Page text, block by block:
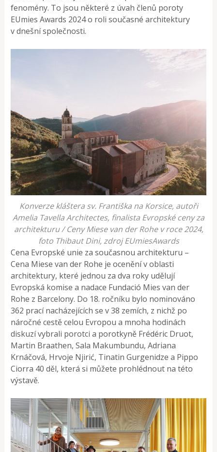
fenomény. To jsou některé z úvah členů poroty
EUmies Awards 2024 o roli současné architektury
v dnešní společnosti.
Konverze kláštera sv. Františka na Korsice, autoři
Amelia Tavella Architectes, finalista Evropské ceny za
architekturu / Ceny Miese van der Rohe v roce 2024,
foto Thibaut Dini, zdroj EUmiesAwards
Cena Evropské unie za současnou architekturu –
Cena Miese van der Rohe je ocenění v oblasti
architektury, které jednou za dva roky udělují
Evropská komise a nadace Fundació Mies van der
Rohe z Barcelony. Do 18. ročníku bylo nominováno
362 prací nacházejících se v 38 zemích, z nichž po
náročné cestě celou Evropou a mnoha hodinách
diskuzí vybrali porotci a porotkyně Frédéric Druot,
Martin Braathen, Sala Makumbundu, Adriana
Krnáčová, Hrvoje Njirić, Tinatin Gurgenidze a Pippo
Ciorra 40 děl, která si můžete prohlédnout na této
výstavě.